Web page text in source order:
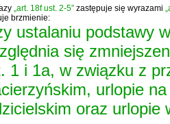
„art. 18f ust. 2-5” zastępuje się wyrazami
brzmienie:
ustalaniu podstawy
się
1 i 1a, w związku z
urlopie
oraz urlopie